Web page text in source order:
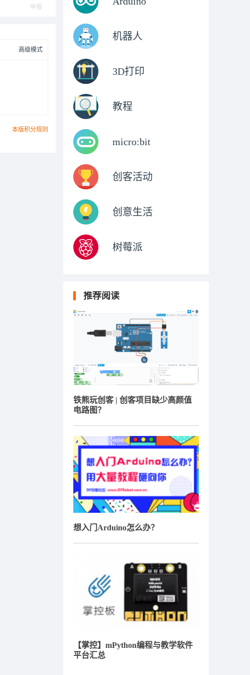
举报
高级模式
本版积分规则
机器人
3D打印
教程
micro:bit
创客活动
创意生活
树莓派
推荐阅读
铁熊玩创客 | 创客项目缺少高颜值
电路图？
想入门Arduino怎么办？
【掌控】mPython编程与教学软件
平台汇总